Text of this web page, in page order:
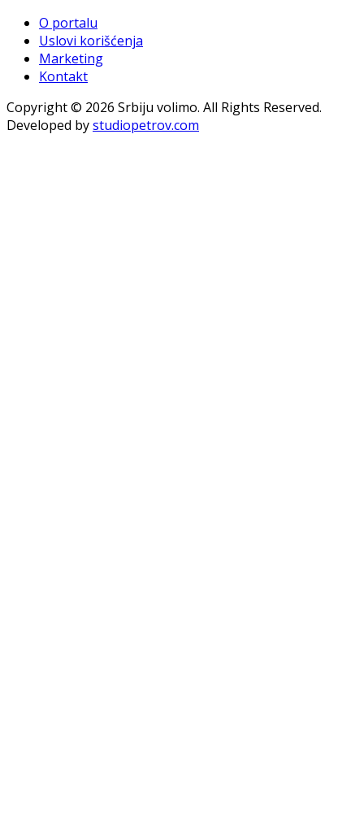
O portalu
Uslovi korišćenja
Marketing
Kontakt
Copyright © 2026 Srbiju volimo. All Rights Reserved.
Developed bystudiopetrov.com